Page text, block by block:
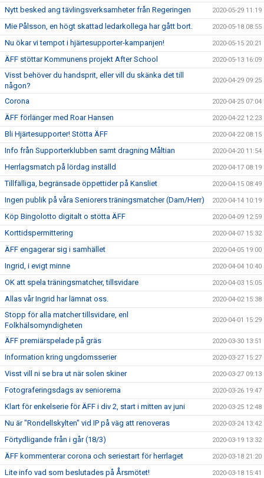
Nytt besked ang tävlingsverksamheter från Regeringen 2020-05-29 11:19
Mie Pålsson, en högt skattad ledarkollega har gått bort. 2020-05-18 08:55
Nu ökar vi tempot i hjärtesupporter-kampanjen! 2020-05-15 20:21
ÄFF stöttar Kommunens projekt After School 2020-05-13 16:09
Visst behöver du handsprit, eller vill du skänka det till
någon?
2020-04-29 09:25
Corona 2020-04-25 07:04
ÄFF förlänger med Roar Hansen 2020-04-22 12:23
Bli Hjärtesupporter! Stötta ÄFF 2020-04-22 08:15
Info från Supporterklubben samt dragning Måltian 2020-04-20 11:54
Herrlagsmatch på lördag inställd 2020-04-17 08:19
Tillfälliga, begränsade öppettider på Kansliet 2020-04-15 08:49
Ingen publik på våra Seniorers träningsmatcher (Dam/Herr) 2020-04-14 10:19
Köp Bingolotto digitalt o stötta ÄFF 2020-04-09 12:59
Korttidspermittering 2020-04-07 15:32
ÄFF engagerar sig i samhället 2020-04-05 19:00
Ingrid, i evigt minne 2020-04-04 10:40
OK att spela träningsmatcher, tillsvidare 2020-04-03 15:05
Allas vår Ingrid har lämnat oss. 2020-04-02 15:38
Stopp för alla matcher tillsvidare, enl
Folkhälsomyndigheten
2020-04-01 15:29
ÄFF premiärspelade på gräs 2020-03-30 13:51
Information kring ungdomsserier 2020-03-27 15:27
Visst vill ni se bra ut när solen skiner 2020-03-27 09:13
Fotograferingsdags av seniorerna 2020-03-26 19:47
Klart för enkelserie för ÄFF i div 2, start i mitten av juni 2020-03-25 12:48
Nu är "Rondellskylten" vid IP på väg att renoveras 2020-03-24 13:42
Förtydligande från i går (18/3) 2020-03-19 13:32
ÄFF kommenterar corona och seriestart för herrlaget 2020-03-18 21:20
Lite info vad som beslutades på Årsmötet! 2020-03-18 15:41